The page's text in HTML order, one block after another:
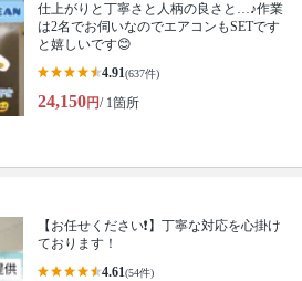
仕上がりと丁寧さと人柄の良さと…♪作業
は2名でお伺いなのでエアコンもSETです
と嬉しいです😊
4.91(637件)
24,150円/ 1箇所
【お任せください❗️】丁寧な対応を心掛け
ております！
4.61(54件)